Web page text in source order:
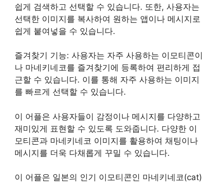
쉽게 검색하고 선택할 수 있습니다. 또한, 사용자는
선택한 이미지를 복사하여 원하는 앱이나 메시지로
쉽게 붙여넣을 수 있습니다.
즐겨찾기 기능: 사용자는 자주 사용하는 이모티콘이
나 마네키네코를 즐겨찾기에 등록하여 편리하게 접
근할 수 있습니다. 이를 통해 자주 사용하는 이미지
를 빠르게 선택할 수 있습니다.
이 어플은 사용자들이 감정이나 메시지를 다양하고
재미있게 표현할 수 있도록 도와줍니다. 다양한 이
모티콘과 마네키네코 이미지를 활용하여 채팅이나
메시지를 더욱 다채롭게 꾸밀 수 있습니다.
이 어플은 일본의 인기 이모티콘인 마네키네코(cat)